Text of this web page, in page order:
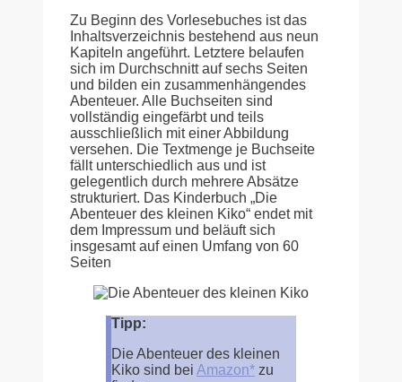
Zu Beginn des Vorlesebuches ist das
Inhaltsverzeichnis bestehend aus neun
Kapiteln angeführt. Letztere belaufen
sich im Durchschnitt auf sechs Seiten
und bilden ein zusammenhängendes
Abenteuer. Alle Buchseiten sind
vollständig eingefärbt und teils
ausschließlich mit einer Abbildung
versehen. Die Textmenge je Buchseite
fällt unterschiedlich aus und ist
gelegentlich durch mehrere Absätze
strukturiert. Das Kinderbuch „Die
Abenteuer des kleinen Kiko“ endet mit
dem Impressum und beläuft sich
insgesamt auf einen Umfang von 60
Seiten
Tipp:
Die Abenteuer des kleinen
Kiko sind bei Amazon* zu